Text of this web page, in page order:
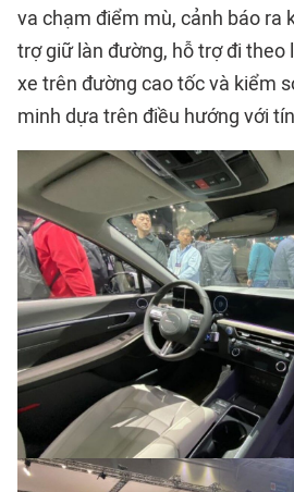
va chạm điểm mù, cảnh báo ra
trợ giữ làn đường, hỗ trợ đi theo
xe trên đường cao tốc và kiểm
minh dựa trên điều hướng với